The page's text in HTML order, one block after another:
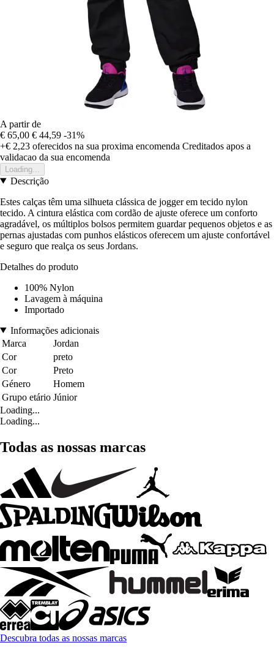
A partir de
€ 65,00 € 44,59 -31%
+€ 2,23 oferecidos na sua proxima encomenda Creditados apos a
validacao da sua encomenda
Loading...
Descrição
Estes calças têm uma silhueta clássica de jogger em tecido nylon
tecido. A cintura elástica com cordão de ajuste oferece um conforto
agradável, os múltiplos bolsos permitem guardar pequenos objetos e as
pernas ajustadas com punhos elásticos oferecem um ajuste confortável
e seguro que realça os seus Jordans.
Detalhes do produto
100% Nylon
Lavagem à máquina
Importado
Informações adicionais
Marca
Jordan
Cor
preto
Cor
Preto
Género
Homem
Grupo etário Júnior
Loading...
Loading...
Todas as nossas marcas
Descubra todas as nossas marcas